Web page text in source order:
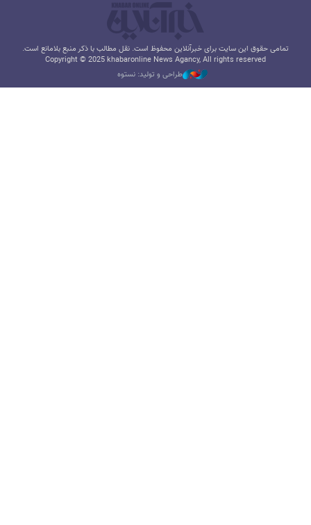
تمامی حقوق این سایت برای خبرآنلاین محفوظ است. نقل مطالب با ذکر منبع بلامانع است.
Copyright © 2025 khabaronline News Agancy, All rights reserved
طراحی و تولید: نستوه